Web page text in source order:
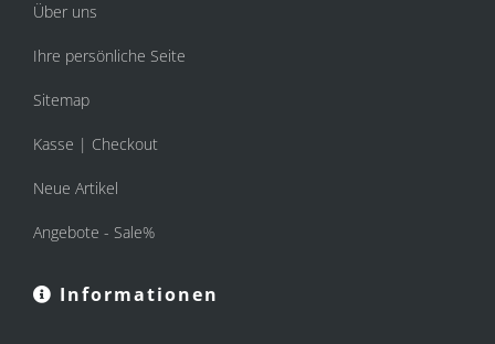
Über uns
Ihre persönliche Seite
Sitemap
Kasse | Checkout
Neue Artikel
Angebote - Sale%
Informationen